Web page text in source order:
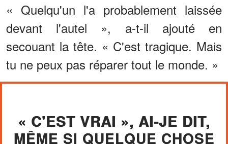
« Quelqu'un l'a probablement laissée
devant l'autel », a-t-il ajouté en
secouant la tête. « C'est tragique. Mais
tu ne peux pas réparer tout le monde. »
« C'EST VRAI », AI-JE DIT,
MÊME SI QUELQUE CHOSE